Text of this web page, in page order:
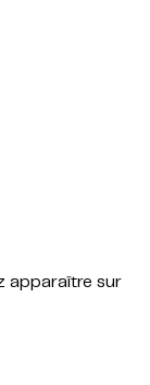
apparaître sur